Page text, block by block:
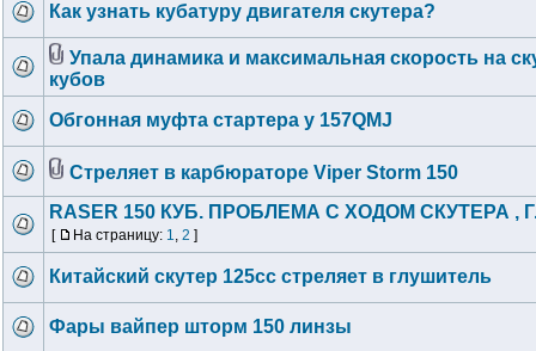
Как узнать кубатуру двигателя скутера?
Упала динамика и максимальная скорость на
кубов
Обгонная муфта стартера у 157QMJ
Стреляет в карбюраторе Viper Storm 150
RASER 150 КУБ. ПРОБЛЕМА С ХОДОМ СКУТЕРА ,
[ На страницу: 1, 2 ]
Китайский скутер 125сс стреляет в глушитель
Фары вайпер шторм 150 линзы